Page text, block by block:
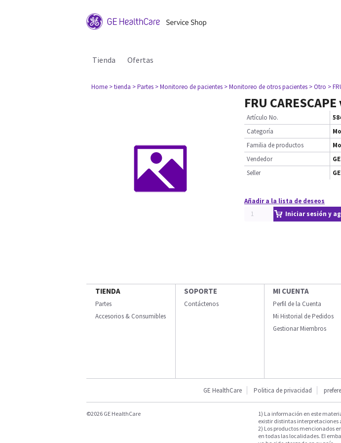
Tienda Ofertas
Home > tienda > Partes > Monitoreo de pacientes > Monitoreo de otros pacientes > Otro >
FRU
Artículo No.
Categoría
Familia de productos
Vendedor
Seller
Añadir a la lista de deseos
Iniciar sesión y
TIENDA
Partes
Accesorios & Consumibles
SOPORTE
Contáctenos
MI CUENTA
Perfil de la Cuenta
Mi Historial de Pedidos
Gestionar Miembros
GE HealthCare Politica de privacidad
©2026 GE HealthCare
1) La información en este
existir distintas interpretaciones
2) Los productos mencionados
en todas las localidades. El